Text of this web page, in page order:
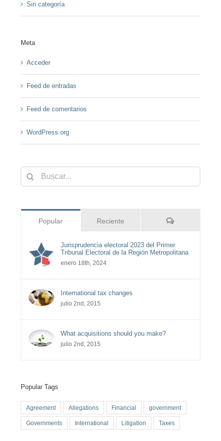
Sin categoría
Meta
Acceder
Feed de entradas
Feed de comentarios
WordPress.org
Buscar:
Popular Reciente Comentarios
Jurisprudencia electoral 2023 del Primer
Tribunal Electoral de la Región Metropolitana
enero 18th, 2024
International tax changes
julio 2nd, 2015
What acquisitions should you make?
julio 2nd, 2015
Popular Tags
Agreement Allegations Financial government
Governments International Litigation Taxes